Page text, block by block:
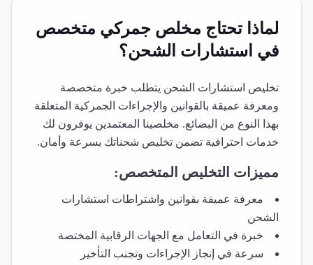
لماذا تحتاج مخلص جمركي متخصص
في استشارات الشحن؟
تخليص استشارات الشحن يتطلب خبرة متخصصة
ومعرفة عميقة بالقوانين والإجراءات الجمركية المتعلقة
بهذا النوع من البضائع. مخلصينا المعتمدين يوفرون لك
خدمات احترافية تضمن تخليص شحناتك بسرعة وأمان.
مميزات التخليص المتخصص:
معرفة عميقة بقوانين واشتراطات استشارات
الشحن
خبرة في التعامل مع الجهات الرقابية المختصة
سرعة في إنجاز الإجراءات وتجنب التأخير